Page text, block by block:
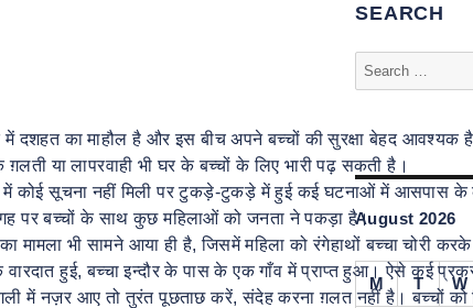
का माहौल है और इस बीच अपने बच्चों की सुरक्षा बेहद आवश्यक
या लापरवाही भी घर के बच्चों के लिए भारी पढ़ सकती है।
में कोई सूचना नहीं मिली पर टुकड़े-टुकड़े में हुई कई घटनाओं में आसपास
पर बच्चों के साथ कुछ महिलाओं को जनता ने पकड़ा है।
मामला भी सामने आया ही है, जिसमें महिला को रंगेहाथों बच्चा चोरी
वारदात हुई, बच्चा इन्दौर के पास के एक गाँव में प्राप्त हुआ। ऐसे कई
में नज़र आए तो तुरंत पूछताछ करें, संदेह करना ग़लत नहीं है। बच्चों को
SEARCH
Search
for:
August 2026
M T W